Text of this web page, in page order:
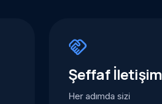
handshake
Şeffaf İletişim
Her adımda sizi